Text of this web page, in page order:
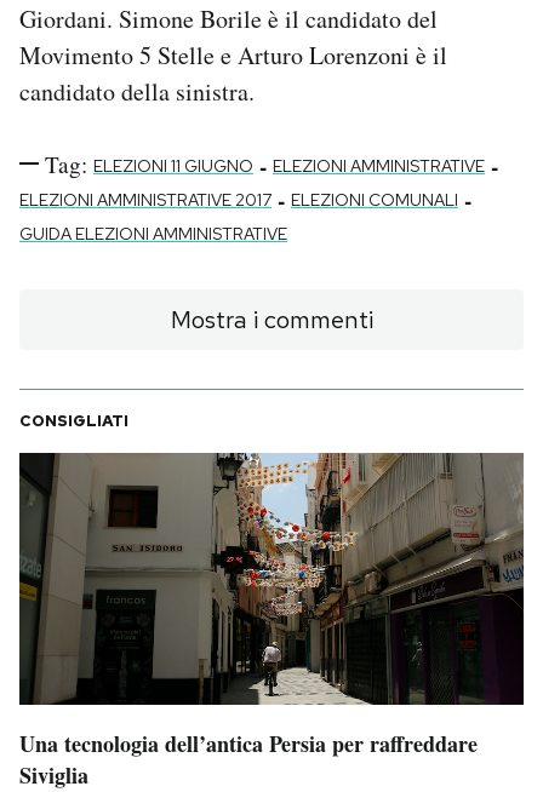
Giordani. Simone Borile è il candidato del
Movimento 5 Stelle e Arturo Lorenzoni è il
candidato della sinistra.
Tag: ELEZIONI 11 GIUGNO - ELEZIONI AMMINISTRATIVE -
ELEZIONI AMMINISTRATIVE 2017 - ELEZIONI COMUNALI -
GUIDA ELEZIONI AMMINISTRATIVE
Mostra i commenti
CONSIGLIATI
Una tecnologia dell’antica Persia per raffreddare
Siviglia